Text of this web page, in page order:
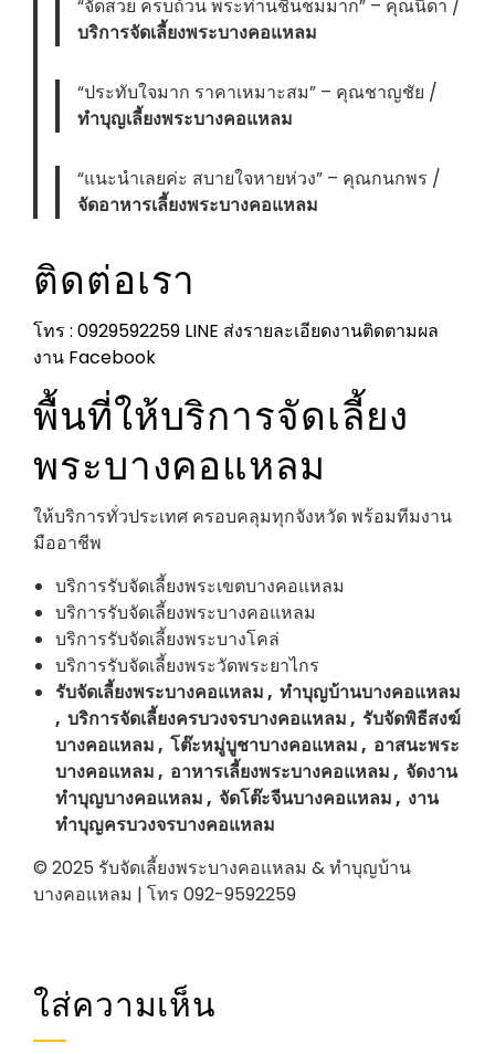
“จัดสวย ครบถ้วน พระท่านชื่นชมมาก” – คุณนิดา /
บริการจัดเลี้ยงพระบางคอแหลม
“ประทับใจมาก ราคาเหมาะสม” – คุณชาญชัย /
ทำบุญเลี้ยงพระบางคอแหลม
“แนะนำเลยค่ะ สบายใจหายห่วง” – คุณกนกพร /
จัดอาหารเลี้ยงพระบางคอแหลม
ติดต่อเรา
โทร : 0929592259 LINE ส่งรายละเอียดงานติดตามผล
งาน Facebook
พื้นที่ให้บริการจัดเลี้ยง
พระบางคอแหลม
ให้บริการทั่วประเทศ ครอบคลุมทุกจังหวัด พร้อมทีมงาน
มืออาชีพ
บริการรับจัดเลี้ยงพระเขตบางคอแหลม
บริการรับจัดเลี้ยงพระบางคอแหลม
บริการรับจัดเลี้ยงพระบางโคล่
บริการรับจัดเลี้ยงพระวัดพระยาไกร
รับจัดเลี้ยงพระบางคอแหลม , ทำบุญบ้านบางคอแหลม
, บริการจัดเลี้ยงครบวงจรบางคอแหลม , รับจัดพิธีสงฆ์
บางคอแหลม , โต๊ะหมู่บูชาบางคอแหลม , อาสนะพระ
บางคอแหลม , อาหารเลี้ยงพระบางคอแหลม , จัดงาน
ทำบุญบางคอแหลม , จัดโต๊ะจีนบางคอแหลม , งาน
ทำบุญครบวงจรบางคอแหลม
© 2025 รับจัดเลี้ยงพระบางคอแหลม & ทำบุญบ้าน
บางคอแหลม | โทร 092-9592259
ใส่ความเห็น